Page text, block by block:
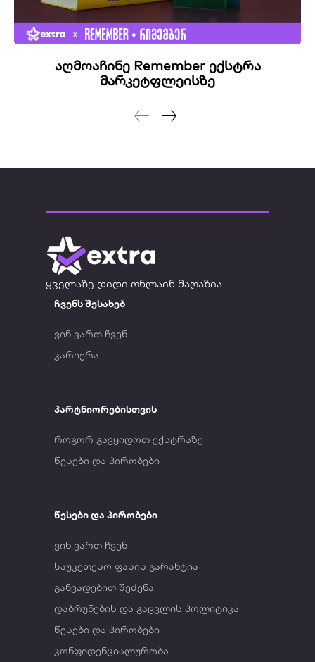
აღმოაჩინე Remember ექსტრა
მარკეტფლეისზე
ყველაზე დიდი ონლაინ მაღაზია
ჩვენს შესახებ
ვინ ვართ ჩვენ
კარიერა
პარტნიორებისთვის
როგორ გავყიდოთ ექსტრაზე
წესები და პირობები
წესები და პირობები
ვინ ვართ ჩვენ
საუკეთესო ფასის გარანტია
განვადებით შეძენა
დაბრუნების და გაცვლის პოლიტიკა
წესები და პირობები
კონფიდენციალურობა